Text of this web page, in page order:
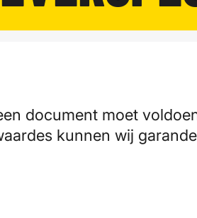
document moet
kunnen wij